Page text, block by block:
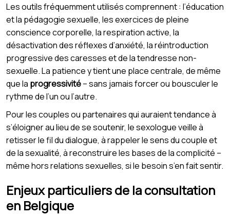
Les outils fréquemment utilisés comprennent : l’éducation
et la pédagogie sexuelle, les exercices de pleine
conscience corporelle, la respiration active, la
désactivation des réflexes d’anxiété, la réintroduction
progressive des caresses et de la tendresse non-
sexuelle. La patience y tient une place centrale, de même
que la progressivité– sans jamais forcer ou bousculer le
rythme de l’un ou l’autre.
Pour les couples ou partenaires qui auraient tendance à
s’éloigner au lieu de se soutenir, le sexologue veille à
retisser le fil du dialogue, à rappeler le sens du couple et
de la sexualité, à reconstruire les bases de la complicité –
même hors relations sexuelles, si le besoin s’en fait sentir.
Enjeux particuliers de la consultation
en Belgique